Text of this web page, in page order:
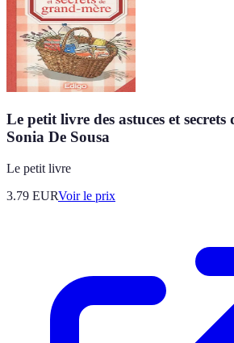
Le petit livre des astuces et
Sonia De Sousa
Le petit livre
3.79 EURVoir le prix